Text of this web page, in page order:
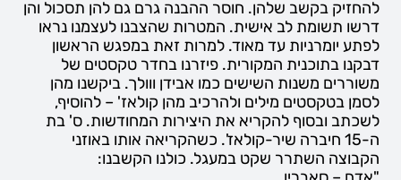
להחזיק בקשב שלהן. חוסר ההבנה גרם גם להן תסכול והן
דרשו תשומת לב אישית. המטרות שהצבנו לעצמנו נראו
לפתע יומרניות עד מאוד. למרות זאת במפגש הראשון
דבקנו בתוכנית המקורית. פיזרנו בחדר טקסטים של
משוררים משנות השישים כמו אבידן ווולך. ביקשנו מהן
לסמן בטקסטים מילים ולהרכיב מהן קולאז' – להוסיף,
לשכתב ובסוף להקריא את היצירות המחודשות. ס' בת
ה-15 חיברה שיר-קולאז'. כשהקריאה אותו באוזני
הקבוצה השתרר שקט במעגל. כולנו הקשבנו: